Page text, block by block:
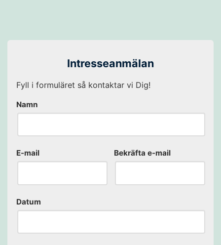
Intresseanmälan
Fyll i formuläret så kontaktar vi Dig!
Namn
E-mail Bekräfta e-mail
Datum